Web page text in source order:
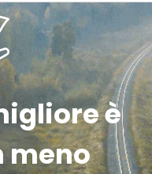
è
meno